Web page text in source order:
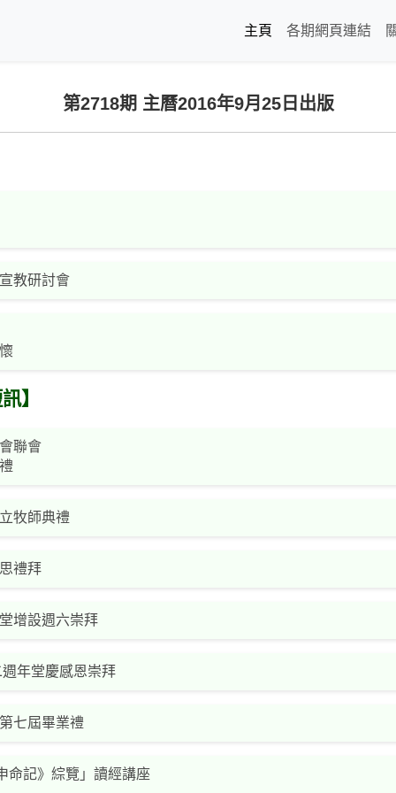
主頁 各期網頁連結
第2718期 主曆2016年9月25日出版
教研討會
】
聯會
牧師典禮
禮拜
增設週六崇拜
年堂慶感恩崇拜
七屆畢業禮
命記》綜覽」讀經講座